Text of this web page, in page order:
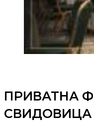
ПРИВАТНА
СВИДОВИЦА